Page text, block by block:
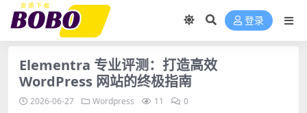
登录
Elementra 专业评测：打造高效
WordPress 网站的终极指南
2026-06-27 Wordpress 11 0